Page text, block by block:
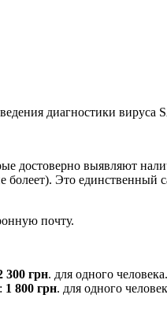
диагностики вируса
выявляют
болеет). Это
почту.
300 грн. для одного человека.
1 800 грн. для одного